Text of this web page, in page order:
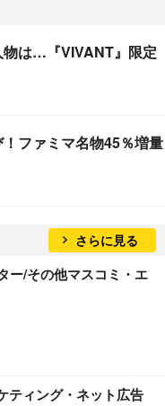
物は…『VIVANT』限定
ファミマ名物45％増量
さらに見る
ー/その他マスコミ・エ
ティング・ネット広告